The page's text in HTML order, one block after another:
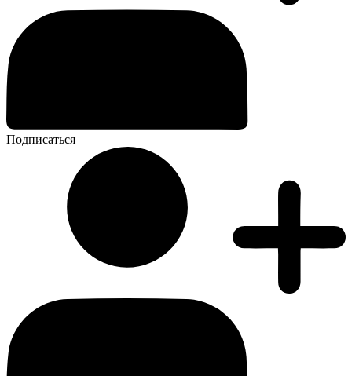
Подписаться